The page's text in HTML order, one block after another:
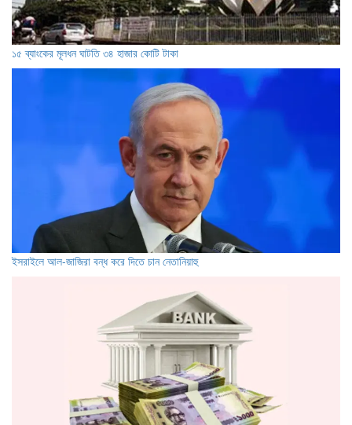
১৫ ব্যাংকের মূলধন ঘাটতি ৩৪ হাজার কোটি টাকা
ইসরাইলে আল-জাজিরা বন্ধ করে দিতে চান নেতানিয়াহু